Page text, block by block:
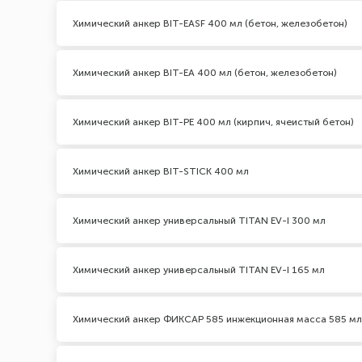
Химический анкер BIT-EASF 400 мл (бетон, железобетон)
Химический анкер BIT-EA 400 мл (бетон, железобетон)
Химический анкер BIT-PE 400 мл (кирпич, ячеистый бетон)
Химический анкер BIT-STICK 400 мл
Химический анкер универсальный TITAN EV-I 300 мл
Химический анкер универсальный TITAN EV-I 165 мл
Химический анкер ФИКСАР 585 инжекционная масса 585 мл